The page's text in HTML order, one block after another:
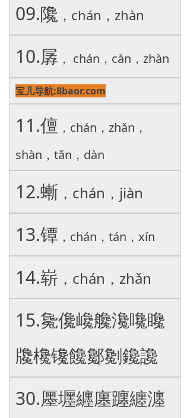
09.䧯 ，chán，zhàn
10.孱 ， chán，càn，zhàn
宝儿导航:8baor.com
11.儃 ，chán，zhǎn，
shàn，tǎn，dàn
12.螹 ，chán，jiàn
13.镡 ，chán，tán，xín
14.崭 ，chán，zhǎn
15.毚儳巉艬瀺嚵䂁
㸥欃镵饞酁劖鑱讒
30.㕓壥纒廛躔纏瀍